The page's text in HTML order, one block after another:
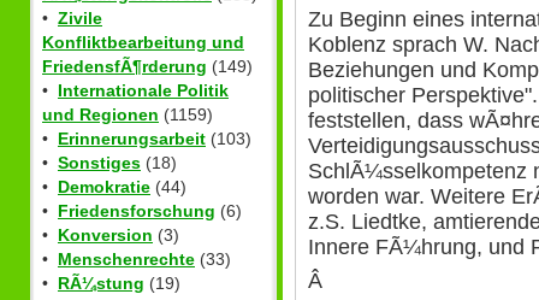
• Zivile
Konfliktbearbeitung und
FriedensfÃ¶rderung (149)
• Internationale Politik
und Regionen (1159)
• Erinnerungsarbeit (103)
• Sonstiges (18)
• Demokratie (44)
• Friedensforschung (6)
• Konversion (3)
• Menschenrechte (33)
• RÃ¼stung (19)
Zu Beginn eines
Koblenz sprach W.
Beziehungen und
politischer
feststellen, dass
SchlÃ¼sselkompetenz
worden war. Weitere
z.S. Liedtke,
Innere FÃ¼hrung, und
Â